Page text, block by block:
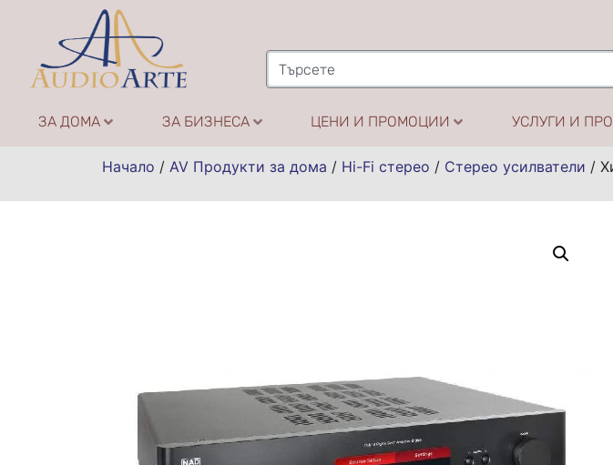
ЗА ДОМА ЗА БИЗНЕСА ЦЕНИ И ПРОМОЦИИ УСЛУГИ И
Начало / AV Продукти за дома / Hi-Fi стерео / Стерео усилватели /